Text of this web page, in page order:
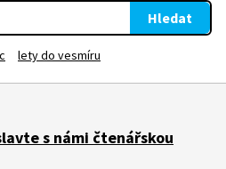
Hledat
lety do vesmíru
s námi čtenářskou